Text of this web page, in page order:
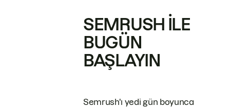
SEMRUSH ILE
BUGÜN
BAŞLAYIN
Semrush'ı yedi gün boyunca